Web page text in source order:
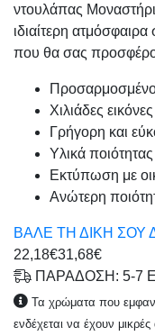
ντουλάπας
ιδιαίτερη
που θα σας
Χιλιάδες
Γρήγορη και
Υλικά
Εκτύπωση με
Ανώτερη
ΒΑΛΕ ΤΗ ΔΙΚΗ ΣΟΥ
22,18€31,68€
ΠΑΡΑΔΟΣΗ: 5-7
Τα χρώματα που
ενδέχεται να έχουν